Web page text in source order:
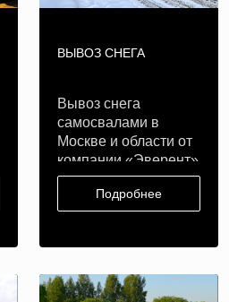
ВЫВОЗ СНЕГА
Вывоз снега
самосвалами в
Москве и области от
компании «Эверент»
Наша компания ..
Подробнее